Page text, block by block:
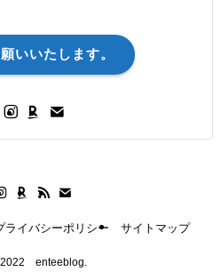
いいたします。
ライバシーポリシー サイトマップ
enteeblog.